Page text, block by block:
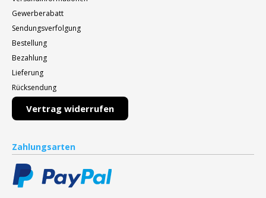
Gewerberabatt
Sendungsverfolgung
Bestellung
Bezahlung
Lieferung
Rücksendung
Vertrag widerrufen
Zahlungsarten